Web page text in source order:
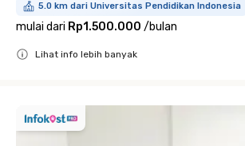
5.0 km dari Universitas Pendidikan Indonesia
mulai dari Rp1.500.000 /bulan
Lihat info lebih banyak